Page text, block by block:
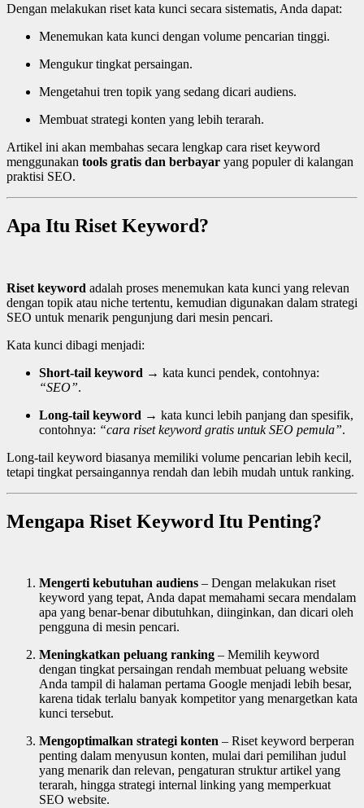
Dengan melakukan riset kata kunci secara sistematis, Anda dapat:
Menemukan kata kunci dengan volume pencarian tinggi.
Mengukur tingkat persaingan.
Mengetahui tren topik yang sedang dicari audiens.
Membuat strategi konten yang lebih terarah.
Artikel ini akan membahas secara lengkap cara riset keyword
menggunakan tools gratis dan berbayar yang populer di kalangan
praktisi SEO.
Apa Itu Riset Keyword?
Riset keyword adalah proses menemukan kata kunci yang relevan
dengan topik atau niche tertentu, kemudian digunakan dalam strategi
SEO untuk menarik pengunjung dari mesin pencari.
Kata kunci dibagi menjadi:
Short-tail keyword → kata kunci pendek, contohnya:
“SEO”.
Long-tail keyword → kata kunci lebih panjang dan spesifik,
contohnya: “cara riset keyword gratis untuk SEO pemula”.
Long-tail keyword biasanya memiliki volume pencarian lebih kecil,
tetapi tingkat persaingannya rendah dan lebih mudah untuk ranking.
Mengapa Riset Keyword Itu Penting?
Mengerti kebutuhan audiens – Dengan melakukan riset
keyword yang tepat, Anda dapat memahami secara mendalam
apa yang benar-benar dibutuhkan, diinginkan, dan dicari oleh
pengguna di mesin pencari.
Meningkatkan peluang ranking – Memilih keyword
dengan tingkat persaingan rendah membuat peluang website
Anda tampil di halaman pertama Google menjadi lebih besar,
karena tidak terlalu banyak kompetitor yang menargetkan kata
kunci tersebut.
Mengoptimalkan strategi konten – Riset keyword berperan
penting dalam menyusun konten, mulai dari pemilihan judul
yang menarik dan relevan, pengaturan struktur artikel yang
terarah, hingga strategi internal linking yang memperkuat
SEO website.